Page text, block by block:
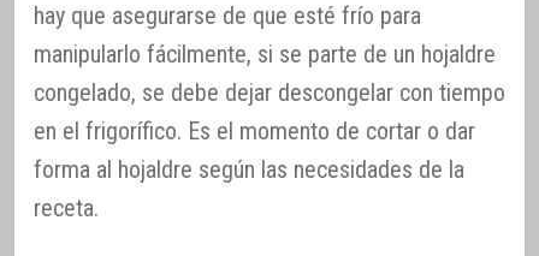
hay que asegurarse de que esté frío para
manipularlo fácilmente, si se parte de un hojaldre
congelado, se debe dejar descongelar con tiempo
en el frigorífico. Es el momento de cortar o dar
forma al hojaldre según las necesidades de la
receta.